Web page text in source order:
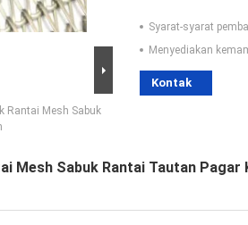
Rantai Mesh Sabuk
Syarat-syarat
Menyediakan
Kontak
Mesh Sabuk Rantai Tautan Pagar